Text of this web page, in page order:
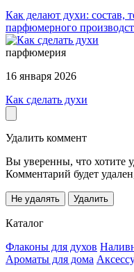
Как делают духи: состав,
парфюмерного
парфюмерия
16 января 2026
Как сделать духи
Удалить коммент
Вы уверенны, что хотите
Комментарий будет
Не удалять Удалить
Каталог
Флаконы для духов
Ароматы для дома